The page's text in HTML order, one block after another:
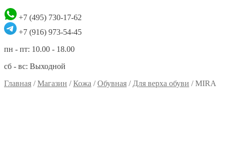
+7 (495) 730-17-62
+7 (916) 973-54-45
пн - пт: 10.00 - 18.00
сб - вс: Выходной
Главная /Магазин /Кожа /Обувная / Для верха обуви /MIRA